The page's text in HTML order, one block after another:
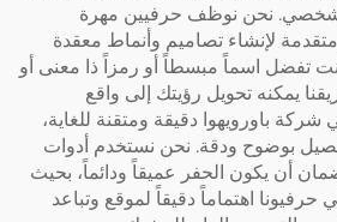
نحن نوظف حرفيين مهرة
لإنشاء تصاميم وأنماط معقدة
تفضل اسماً مبسطاً أو رمزاً ذا معنى أو
يمكنه تحويل رؤيتك إلى واقع
باورويهوا دقيقة ومتقنة للغاية،
بوضوح ودقة. نحن نستخدم أدوات
أن يكون الحفر عميقاً ودائماً، بحيث
اهتماماً دقيقاً لموقع وتباعد